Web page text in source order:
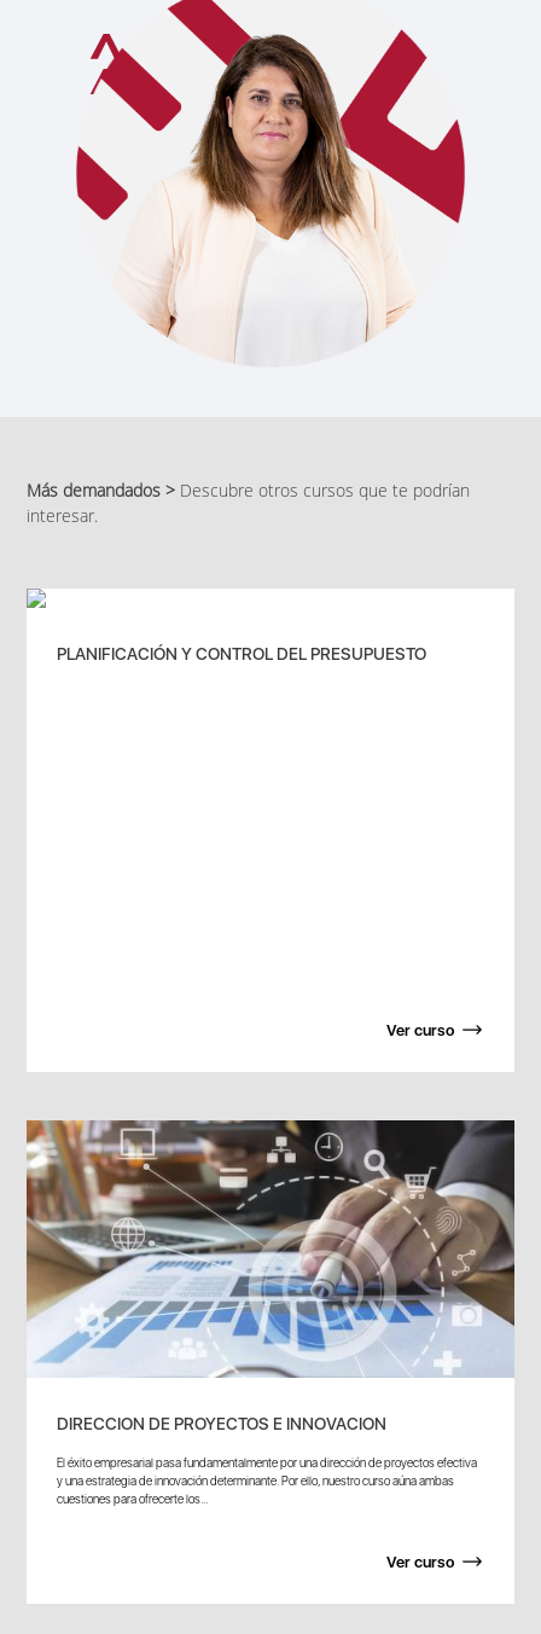
Más demandados > Descubre otros cursos que te podrían
interesar.
PLANIFICACIÓN Y CONTROL DEL PRESUPUESTO
Ver curso
DIRECCION DE PROYECTOS E INNOVACION
El éxito empresarial pasa fundamentalmente por una dirección de proyectos efectiva
y una estrategia de innovación determinante. Por ello, nuestro curso aúna ambas
cuestiones para ofrecerte los...
Ver curso